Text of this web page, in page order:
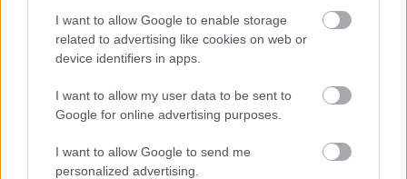
I want to allow Google to enable storage
related to advertising like cookies on web or
device identifiers in apps.
I want to allow my user data to be sent to
Google for online advertising purposes.
I want to allow Google to send me
personalized advertising.
posición en la que más puede rendir por su visión de juego.
Estadísticas
Pineda disputó 35 partidos entre la Liga MX Apertura y
Clausura en 2021, en los que marcó 3 goles, repartió 4
ofensivas: pases clave 1,4, tiros 1,3, regates 1. Su promedio